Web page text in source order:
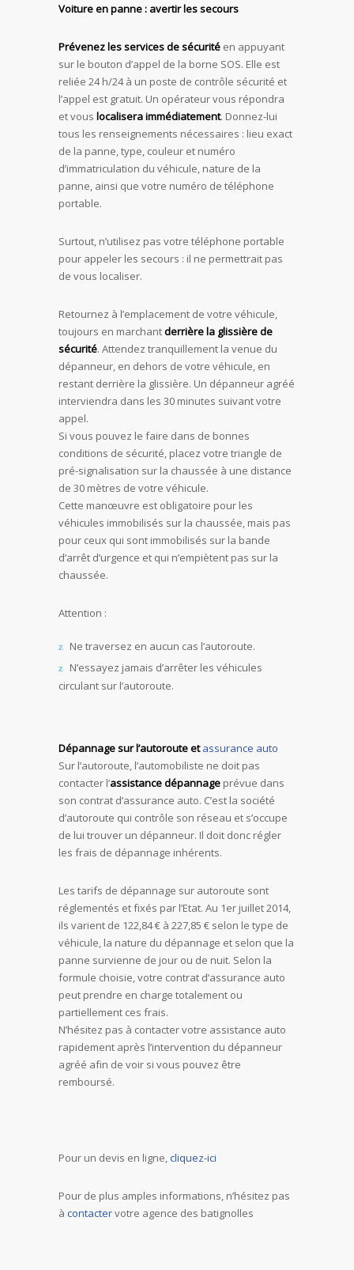
Voiture en panne : avertir les secours
Prévenez les services de sécurité en appuyant
sur le bouton d’appel de la borne SOS. Elle est
reliée 24 h/24 à un poste de contrôle sécurité et
l’appel est gratuit. Un opérateur vous répondra
et vous localisera immédiatement. Donnez-lui
tous les renseignements nécessaires : lieu exact
de la panne, type, couleur et numéro
d’immatriculation du véhicule, nature de la
panne, ainsi que votre numéro de téléphone
portable.
Surtout, n’utilisez pas votre téléphone portable
pour appeler les secours : il ne permettrait pas
de vous localiser.
Retournez à l’emplacement de votre véhicule,
toujours en marchantderrière la glissière de
sécurité. Attendez tranquillement la venue du
dépanneur, en dehors de votre véhicule, en
restant derrière la glissière. Un dépanneur agréé
interviendra dans les 30 minutes suivant votre
appel.
Si vous pouvez le faire dans de bonnes
conditions de sécurité, placez votre triangle de
pré-signalisation sur la chaussée à une distance
de 30 mètres de votre véhicule.
Cette manœuvre est obligatoire pour les
véhicules immobilisés sur la chaussée, mais pas
pour ceux qui sont immobilisés sur la bande
d’arrêt d’urgence et qui n’empiètent pas sur la
chaussée.
Attention :
Ne traversez en aucun cas l’autoroute.
N’essayez jamais d’arrêter les véhicules
circulant sur l’autoroute.
Dépannage sur l’autoroute etassurance auto
Sur l’autoroute, l’automobiliste ne doit pas
contacter l’assistance dépannage prévue dans
son contrat d’assurance auto. C’est la société
d’autoroute qui contrôle son réseau et s’occupe
de lui trouver un dépanneur. Il doit donc régler
les frais de dépannage inhérents.
Les tarifs de dépannage sur autoroute sont
réglementés et fixés par l’Etat. Au 1er juillet 2014,
ils varient de 122,84 € à 227,85 € selon le type de
véhicule, la nature du dépannage et selon que la
panne survienne de jour ou de nuit. Selon la
formule choisie, votre contrat d’assurance auto
peut prendre en charge totalement ou
partiellement ces frais.
N’hésitez pas à contacter votre assistance auto
rapidement après l’intervention du dépanneur
agréé afin de voir si vous pouvez être
remboursé.
Pour un devis en ligne,cliquez-ici
Pour de plus amples informations, n’hésitez pas
à contactervotre agence des batignolles